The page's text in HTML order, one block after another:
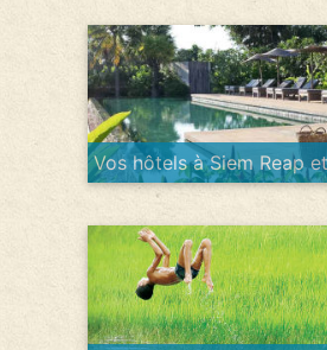
Vos hôtels à Siem Reap